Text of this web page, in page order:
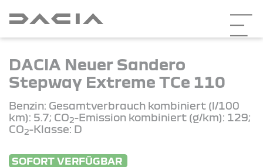
DACIA Neuer Sandero
Stepway Extreme TCe 110
Benzin: Gesamtverbrauch kombiniert (l/100
km): 5.7; CO2-Emission kombiniert (g/km): 129;
CO2-Klasse: D
SOFORT VERFÜGBAR